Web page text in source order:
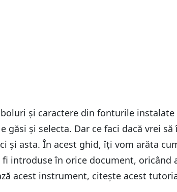
și caractere din fonturile
și selecta. Dar ce faci dacă vrei
și asta. În acest ghid, îți vom arăta
fi introduse în orice document,
acest instrument, citește acest